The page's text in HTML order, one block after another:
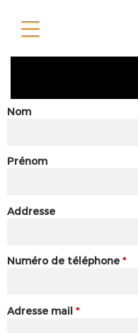
Nom
Prénom
Addresse
Numéro de téléphone *
Adresse mail *